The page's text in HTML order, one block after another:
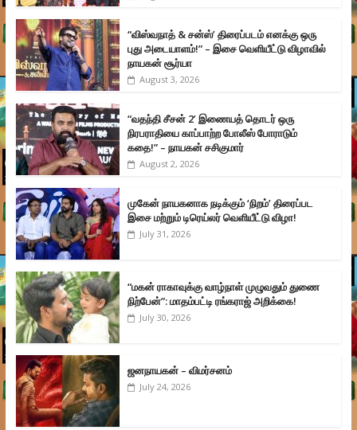
“விஸ்வநாத் & சன்ஸ்’ திரைப்படம் எனக்கு ஒரு
புது அடையாளம்!” – இசை வெளியீட்டு விழாவில்
நாயகன் சூர்யா
August 3, 2026
“வதந்தி சீசன் 2’ இணையத் தொடர் ஒரு
நிரபராதியை காப்பாற்ற போலீஸ் போராடும்
கதை!” – நாயகன் சசிகுமார்
August 2, 2026
முகேன் நாயகனாக நடிக்கும் ‘நிறம்’ திரைப்பட
இசை மற்றும் டிரெய்லர் வெளியீட்டு விழா!
July 31, 2026
“மகன் ராகாவுக்கு வாழ்நாள் முழுவதும் துணை
நிற்பேன்”: மாதம்பட்டி ரங்கராஜ் அறிக்கை!
July 30, 2026
ஜனநாயகன் – விமர்சனம்
July 24, 2026